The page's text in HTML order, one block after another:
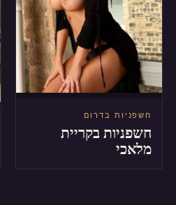
חשפניות בדרום
חשפניות בקריית
מלאכי